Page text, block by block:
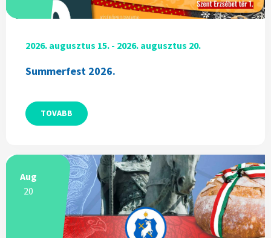
2026. augusztus 15. - 2026. augusztus 20.
Summerfest 2026.
TOVABB
Aug
20